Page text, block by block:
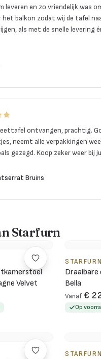
leveren en zo vriendelijk was
het balkon zodat wij de tafel
als met de snelle levering
eettafel ontvangen, prachtig.
neemt alle verpakkingen
gezegd. Koop zeker weer bij
Bruins
Starfurn
Velvet
STARFURN
Bella
Vanaf €
Op
STARFURN